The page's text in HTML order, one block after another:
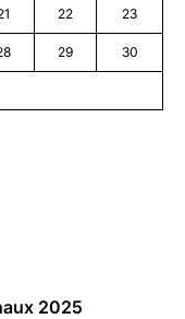
22 23
29 30
2025